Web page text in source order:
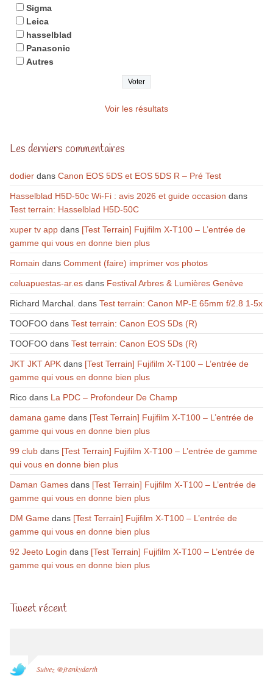
Sigma
Leica
hasselblad
Panasonic
Autres
Voir les résultats
Les derniers commentaires
dodierdans Canon EOS 5DS et EOS 5DS R – Pré Test
Hasselblad H5D-50c Wi-Fi : avis 2026 et guide occasion dans
Test terrain: Hasselblad H5D-50C
xuper tv appdans [Test Terrain] Fujifilm X-T100 – L’entrée de
gamme qui vous en donne bien plus
Romain dans Comment (faire) imprimer vos photos
celuapuestas-ar.esdans Festival Arbres & Lumières Genève
Richard Marchal. dans Test terrain: Canon MP-E 65mm f/2.8 1-5x
TOOFOOdans Test terrain: Canon EOS 5Ds (R)
TOOFOOdans Test terrain: Canon EOS 5Ds (R)
JKT JKT APKdans [Test Terrain] Fujifilm X-T100 – L’entrée de
gamme qui vous en donne bien plus
Ricodans La PDC – Profondeur De Champ
damana gamedans [Test Terrain] Fujifilm X-T100 – L’entrée de
gamme qui vous en donne bien plus
99 clubdans [Test Terrain] Fujifilm X-T100 – L’entrée de gamme
qui vous en donne bien plus
Daman Gamesdans [Test Terrain] Fujifilm X-T100 – L’entrée de
gamme qui vous en donne bien plus
DM Gamedans [Test Terrain] Fujifilm X-T100 – L’entrée de
gamme qui vous en donne bien plus
92 Jeeto Login dans [Test Terrain] Fujifilm X-T100 – L’entrée de
gamme qui vous en donne bien plus
Tweet récent
Suivez @frankydarth